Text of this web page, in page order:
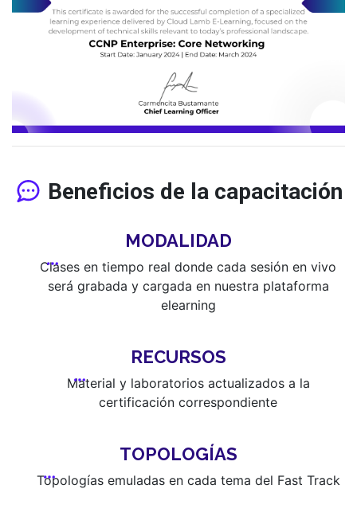
Beneficios de la capacitación
MODALIDAD
Clases en tiempo real donde cada sesión en vivo
será grabada y cargada en nuestra plataforma
elearning
RECURSOS
Material y laboratorios actualizados a la
certificación correspondiente
TOPOLOGÍAS
Topologías emuladas en cada tema del Fast Track